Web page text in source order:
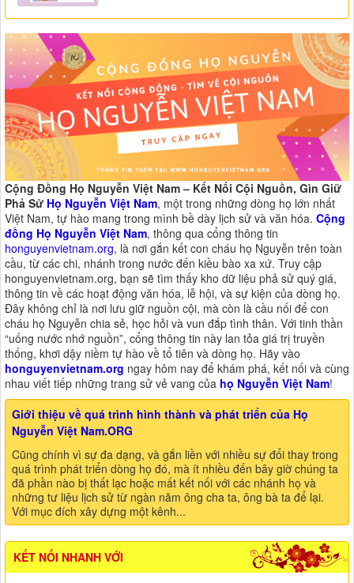
Cộng Đồng Họ Nguyễn Việt Nam – Kết Nối Cội Nguồn, Gìn Giữ
Phả Sử Họ Nguyễn Việt Nam, một trong những dòng họ lớn nhất
Việt Nam, tự hào mang trong mình bề dày lịch sử và văn hóa. Cộng
đồng Họ Nguyễn Việt Nam, thông qua cổng thông tin
honguyenvietnam.org, là nơi gắn kết con cháu họ Nguyễn trên toàn
cầu, từ các chi, nhánh trong nước đến kiều bào xa xứ. Truy cập
honguyenvietnam.org, bạn sẽ tìm thấy kho dữ liệu phả sử quý giá,
thông tin về các hoạt động văn hóa, lễ hội, và sự kiện của dòng họ.
Đây không chỉ là nơi lưu giữ nguồn cội, mà còn là cầu nối để con
cháu họ Nguyễn chia sẻ, học hỏi và vun đắp tình thân. Với tinh thần
“uống nước nhớ nguồn”, cổng thông tin này lan tỏa giá trị truyền
thống, khơi dậy niềm tự hào về tổ tiên và dòng họ. Hãy vào
honguyenvietnam.org ngay hôm nay để khám phá, kết nối và cùng
nhau viết tiếp những trang sử vẻ vang của họ Nguyễn Việt Nam!
Giới thiệu về quá trình hình thành và phát triển của Họ
Nguyễn Việt Nam.ORG
Cũng chính vì sự đa dạng, và gắn liền với nhiều sự đổi thay trong
quá trình phát triển dòng họ đó, mà ít nhiều đến bây giờ chúng ta
đã phần nào bị thất lạc hoặc mất kết nối với các nhánh họ và
những tư liệu lịch sử từ ngàn năm ông cha ta, ông bà ta để lại.
Với mục đích xây dựng một kênh...
KẾT NỐI NHANH VỚI